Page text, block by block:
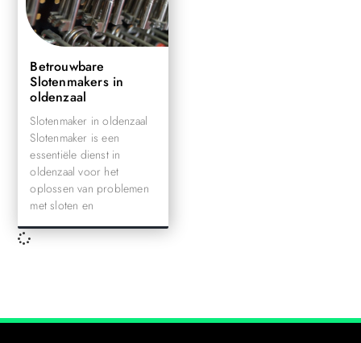
Betrouwbare
Slotenmakers in
oldenzaal
Slotenmaker in oldenzaal
Slotenmaker is een
essentiële dienst in
oldenzaal voor het
oplossen van problemen
met sloten en